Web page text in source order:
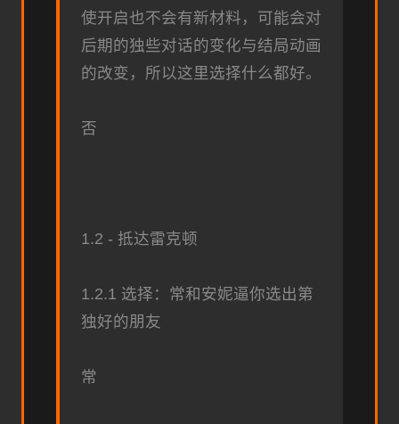
使开启也不会有新材料，可能会对
后期的独些对话的变化与结局动画
的改变，所以这里选择什么都好。
否
1.2 - 抵达雷克顿
1.2.1 选择：常和安妮逼你选出第
独好的朋友
常